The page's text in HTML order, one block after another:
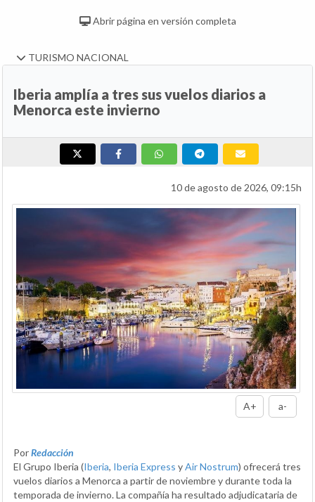
Abrir página en versión completa
TURISMO NACIONAL
Iberia amplía a tres sus vuelos diarios a
Menorca este invierno
10 de agosto de 2026, 09:15h
A+ a-
PorRedacción
El Grupo Iberia (Iberia, Iberia Express yAir Nostrum) ofrecerá tres
vuelos diarios a Menorca a partir de noviembre y durante toda la
temporada de invierno. La compañía ha resultado adjudicataria de